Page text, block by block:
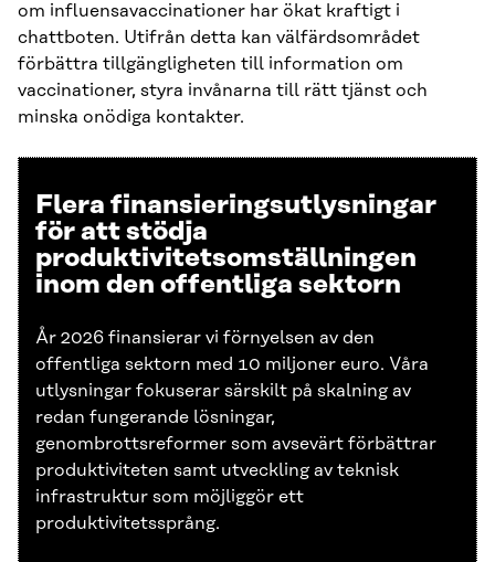
om influensavaccinationer har ökat kraftigt i
chattboten. Utifrån detta kan välfärdsområdet
förbättra tillgängligheten till information om
vaccinationer, styra invånarna till rätt tjänst och
minska onödiga kontakter.
Flera finansieringsutlysningar
för att stödja
produktivitetsomställningen
inom den offentliga sektorn
År 2026 finansierar vi förnyelsen av den
offentliga sektorn med 10 miljoner euro. Våra
utlysningar fokuserar särskilt på skalning av
redan fungerande lösningar,
genombrottsreformer som avsevärt förbättrar
produktiviteten samt utveckling av teknisk
infrastruktur som möjliggör ett
produktivitetssprång.